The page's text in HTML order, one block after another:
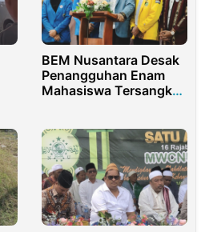
BEM Nusantara Desak
Penangguhan Enam
Mahasiswa Tersangka